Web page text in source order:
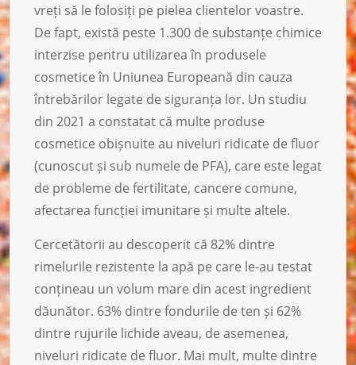
vreți să le folosiți pe pielea clientelor voastre.
De fapt, există peste 1.300 de substanțe chimice
interzise pentru utilizarea în produsele
cosmetice în Uniunea Europeană din cauza
întrebărilor legate de siguranța lor. Un studiu
din 2021 a constatat că multe produse
cosmetice obișnuite au niveluri ridicate de fluor
(cunoscut și sub numele de PFA), care este legat
de probleme de fertilitate, cancere comune,
afectarea funcției imunitare și multe altele.
Cercetătorii au descoperit că 82% dintre
rimelurile rezistente la apă pe care le-au testat
conțineau un volum mare din acest ingredient
dăunător. 63% dintre fondurile de ten și 62%
dintre rujurile lichide aveau, de asemenea,
niveluri ridicate de fluor. Mai mult, multe dintre